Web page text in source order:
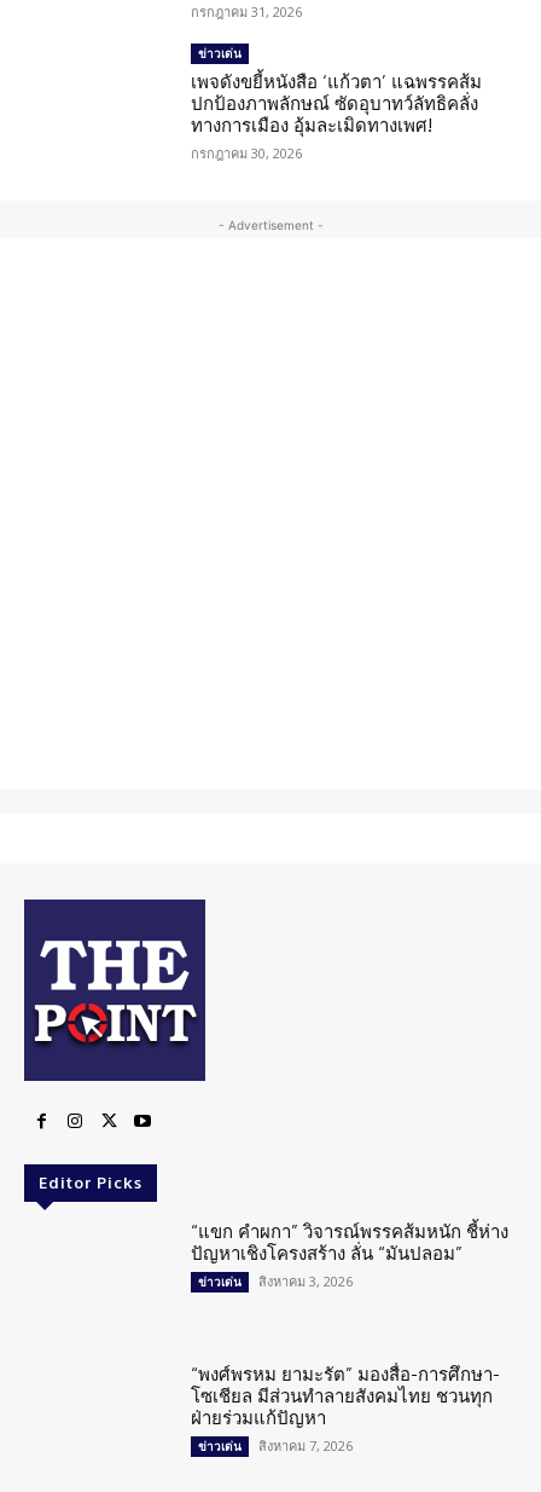
กรกฎาคม 31, 2026
ข่าวเด่น
เพจดังขยี้หนังสือ ‘แก้วตา’ แฉพรรคส้ม
ปกป้องภาพลักษณ์ ซัดอุบาทว์ลัทธิคลั่ง
ทางการเมือง อุ้มละเมิดทางเพศ!
กรกฎาคม 30, 2026
- Advertisement -
Editor Picks
“แขก คำผกา” วิจารณ์พรรคส้มหนัก ชี้ห่าง
ปัญหาเชิงโครงสร้าง ลั่น “มันปลอม”
ข่าวเด่น สิงหาคม 3, 2026
“พงศ์พรหม ยามะรัต” มองสื่อ-การศึกษา-
โซเชียล มีส่วนทำลายสังคมไทย ชวนทุก
ฝ่ายร่วมแก้ปัญหา
ข่าวเด่น สิงหาคม 7, 2026